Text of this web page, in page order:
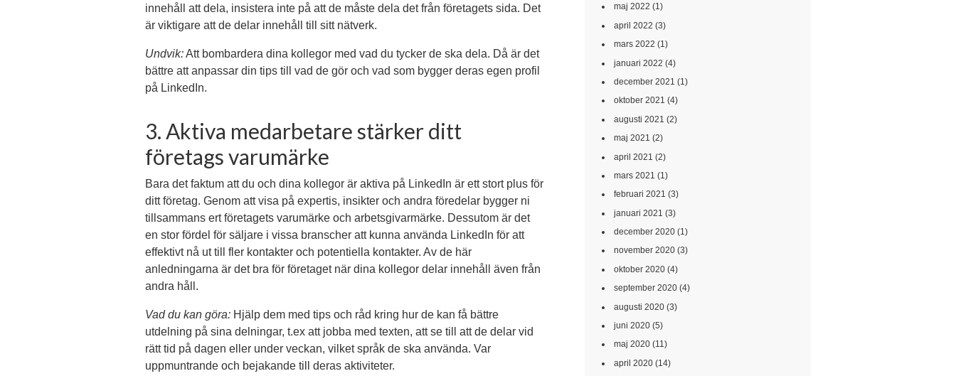
innehåll att dela, insistera inte på att de måste dela det från företagets sida. Det
är viktigare att de delar innehåll till sitt nätverk.
Undvik:Att bombardera dina kollegor med vad du tycker de ska dela. Då är det
bättre att anpassar din tips till vad de gör och vad som bygger deras egen profil
på LinkedIn.
3. Aktiva medarbetare stärker ditt
företags varumärke
Bara det faktum att du och dina kollegor är aktiva på LinkedIn är ett stort plus för
ditt företag. Genom att visa på expertis, insikter och andra föredelar bygger ni
tillsammans ert företagets varumärke och arbetsgivarmärke. Dessutom är det
en stor fördel för säljare i vissa branscher att kunna använda LinkedIn för att
effektivt nå ut till fler kontakter och potentiella kontakter. Av de här
anledningarna är det bra för företaget när dina kollegor delar innehåll även från
andra håll.
Vad du kan göra: Hjälp dem med tips och råd kring hur de kan få bättre
utdelning på sina delningar, t.ex att jobba med texten, att se till att de delar vid
rätt tid på dagen eller under veckan, vilket språk de ska använda. Var
uppmuntrande och bejakande till deras aktiviteter.
maj 2022 (1)
april 2022 (3)
mars 2022 (1)
januari 2022 (4)
december 2021 (1)
oktober 2021 (4)
augusti 2021 (2)
maj 2021 (2)
april 2021 (2)
mars 2021 (1)
februari 2021 (3)
januari 2021 (3)
december 2020(1)
november 2020(3)
oktober 2020(4)
september 2020(4)
augusti 2020(3)
juni 2020(5)
maj 2020(11)
april 2020(14)